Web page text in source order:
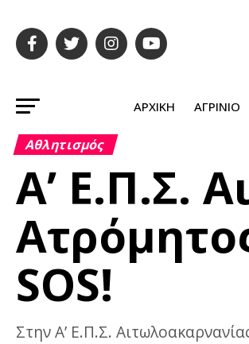
ΑΡΧΙΚΉ ΑΓΡΊΝΙΟ
Αθλητισμός
Α’ Ε.Π.Σ.
SOS!
Στην Α’ Ε.Π.Σ.